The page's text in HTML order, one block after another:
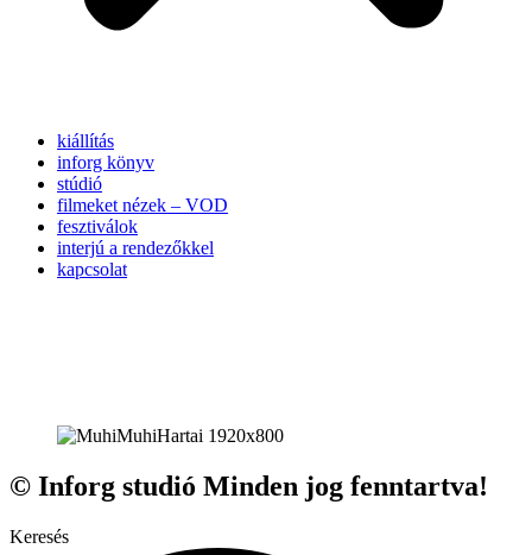
kiállítás
inforg könyv
stúdió
filmeket nézek – VOD
fesztiválok
interjú a rendezőkkel
kapcsolat
© Inforg studió Minden jog fenntartva!
Keresés